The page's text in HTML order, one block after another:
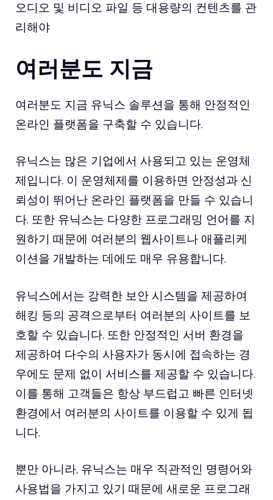
오디오 및 비디오 파일 등 대용량의 컨텐츠를 관
리해야
여러분도 지금
여러분도 지금 유닉스 솔루션을 통해 안정적인
온라인 플랫폼을 구축할 수 있습니다.
유닉스는 많은 기업에서 사용되고 있는 운영체
제입니다. 이 운영체제를 이용하면 안정성과 신
뢰성이 뛰어난 온라인 플랫폼을 만들 수 있습니
다. 또한 유닉스는 다양한 프로그래밍 언어를 지
원하기 때문에 여러분의 웹사이트나 애플리케
이션을 개발하는 데에도 매우 유용합니다.
유닉스에서는 강력한 보안 시스템을 제공하여
해킹 등의 공격으로부터 여러분의 사이트를 보
호할 수 있습니다. 또한 안정적인 서버 환경을
제공하여 다수의 사용자가 동시에 접속하는 경
우에도 문제 없이 서비스를 제공할 수 있습니다.
이를 통해 고객들은 항상 부드럽고 빠른 인터넷
환경에서 여러분의 사이트를 이용할 수 있게 됩
니다.
뿐만 아니라, 유닉스는 매우 직관적인 명령어와
사용법을 가지고 있기 때문에 새로운 프로그래